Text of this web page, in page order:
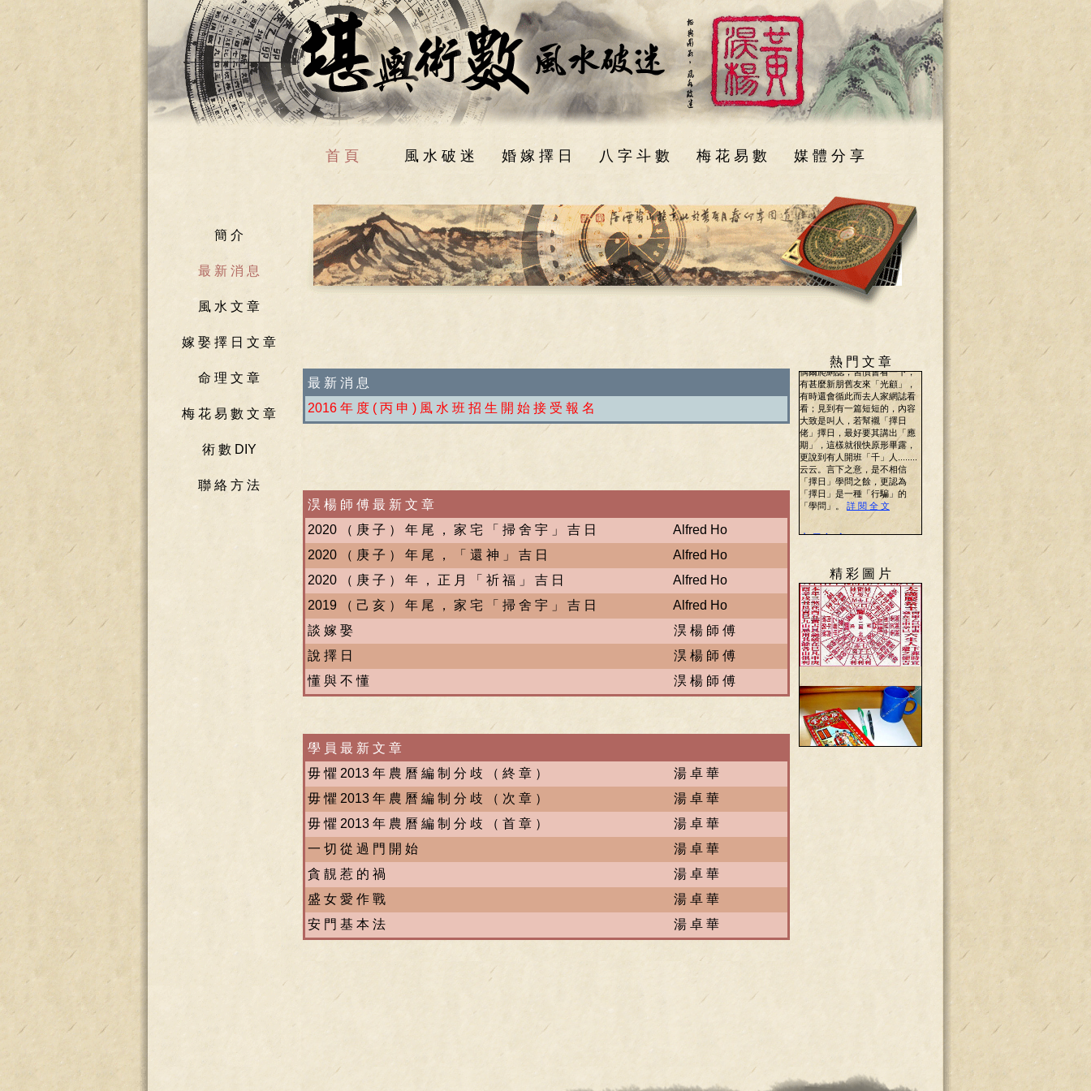
首 頁 風 水 破 迷 婚 嫁 擇 日 八 字 斗 數 梅 花 易 數 媒 體 分 享
簡 介
最 新 消 息
風 水 文 章
嫁 娶 擇 日 文 章
命 理 文 章
梅 花 易 數 文 章
術 數 DIY
聯 絡 方 法
熱 門 文 章
精 彩 圖 片